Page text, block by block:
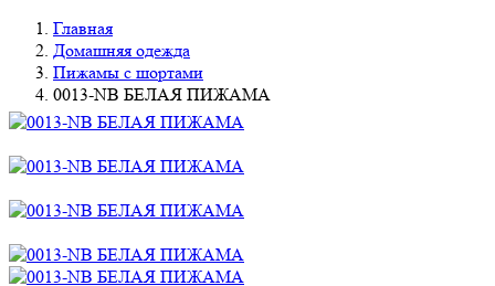
Главная
Домашняя одежда
Пижамы с шортами
0013-NB БЕЛАЯ ПИЖАМА